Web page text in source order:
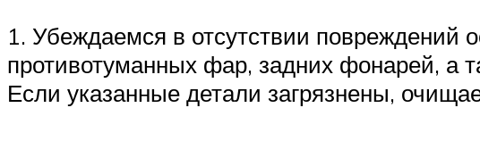
1. Убеждаемся в отсутствии повреждений
противотуманных фар, задних фонарей, а
Если указанные детали загрязнены,